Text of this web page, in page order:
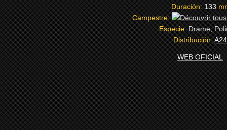
Duración:133
Campestre:
Especie:Drame,
Distribución:A24
WEB OFICIAL